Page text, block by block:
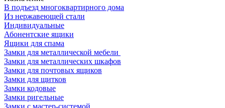
В подъезд многоквартирного дома
Из нержавеющей стали
Индивидуальные
Абонентские ящики
Ящики для спама
Замки для металлической мебели
Замки для металлических шкафов
Замки для почтовых ящиков
Замки для щитков
Замки кодовые
Замки ригельные
Замки с мастер-системой